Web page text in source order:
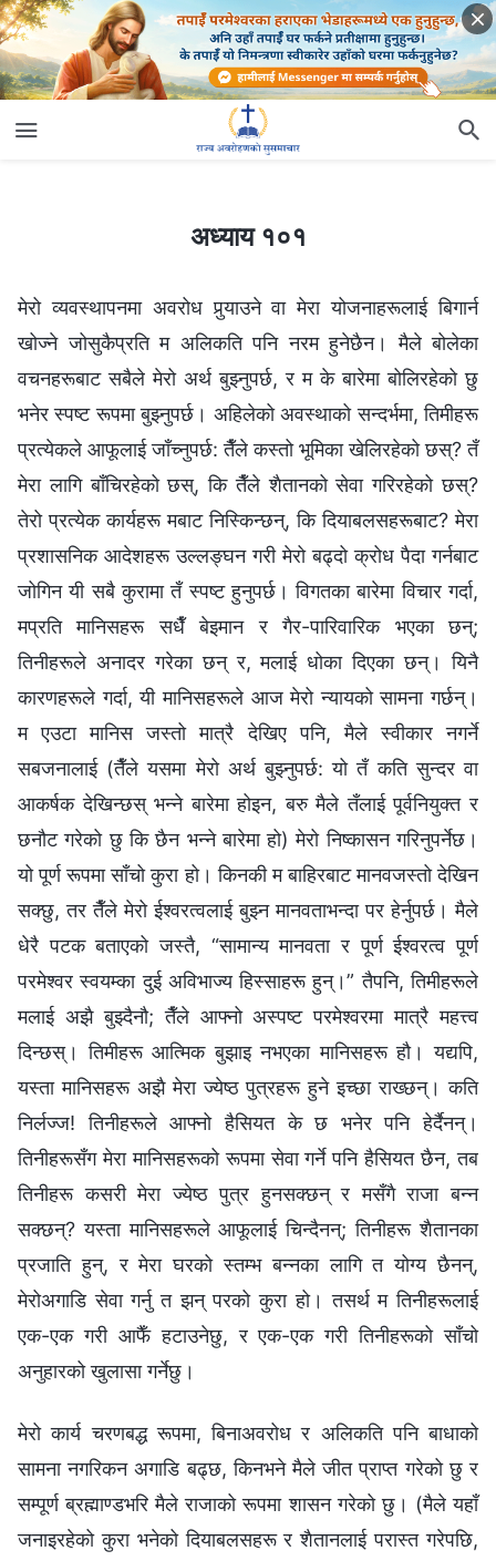
अध्याय १०१
मेरो व्यवस्थापनमा अवरोध पुर्‍याउने वा मेरा योजनाहरूलाई बिगार्न
खोज्ने जोसुकैप्रति म अलिकति पनि नरम हुनेछैन। मैले बोलेका
वचनहरूबाट सबैले मेरो अर्थ बुझ्नुपर्छ, र म के बारेमा बोलिरहेको छु
भनेर स्पष्ट रूपमा बुझ्नुपर्छ। अहिलेको अवस्थाको सन्दर्भमा, तिमीहरू
प्रत्येकले आफूलाई जाँच्नुपर्छ: तैँले कस्तो भूमिका खेलिरहेको छस्? तँ
मेरा लागि बाँचिरहेको छस्, कि तैँले शैतानको सेवा गरिरहेको छस्?
तेरो प्रत्येक कार्यहरू मबाट निस्किन्छन्, कि दियाबलसहरूबाट? मेरा
प्रशासनिक आदेशहरू उल्लङ्घन गरी मेरो बढ्दो क्रोध पैदा गर्नबाट
जोगिन यी सबै कुरामा तँ स्पष्ट हुनुपर्छ। विगतका बारेमा विचार गर्दा,
मप्रति मानिसहरू सधैँ बेइमान र गैर-पारिवारिक भएका छन्;
तिनीहरूले अनादर गरेका छन् र, मलाई धोका दिएका छन्। यिनै
कारणहरूले गर्दा, यी मानिसहरूले आज मेरो न्यायको सामना गर्छन्।
म एउटा मानिस जस्तो मात्रै देखिए पनि, मैले स्वीकार नगर्ने
सबजनालाई (तैँले यसमा मेरो अर्थ बुझ्नुपर्छ: यो तँ कति सुन्दर वा
आकर्षक देखिन्छस् भन्‍ने बारेमा होइन, बरु मैले तँलाई पूर्वनियुक्त र
छनौट गरेको छु कि छैन भन्‍ने बारेमा हो) मेरो निष्कासन गरिनुपर्नेछ।
यो पूर्ण रूपमा साँचो कुरा हो। किनकी म बाहिरबाट मानवजस्तो देखिन
सक्छु, तर तैँले मेरो ईश्‍वरत्वलाई बुझ्न मानवताभन्दा पर हेर्नुपर्छ। मैले
धेरै पटक बताएको जस्तै, “सामान्य मानवता र पूर्ण ईश्‍वरत्व पूर्ण
परमेश्‍वर स्वयम्का दुई अविभाज्य हिस्साहरू हुन्।” तैपनि, तिमीहरूले
मलाई अझै बुझ्दैनौ; तैँले आफ्नो अस्पष्ट परमेश्‍वरमा मात्रै महत्त्व
दिन्छस्। तिमीहरू आत्मिक बुझाइ नभएका मानिसहरू हौ। यद्यपि,
यस्ता मानिसहरू अझै मेरा ज्येष्ठ पुत्रहरू हुने इच्छा राख्छन्। कति
निर्लज्ज! तिनीहरूले आफ्नो हैसियत के छ भनेर पनि हेर्दैनन्।
तिनीहरूसँग मेरा मानिसहरूको रूपमा सेवा गर्ने पनि हैसियत छैन, तब
तिनीहरू कसरी मेरा ज्येष्ठ पुत्र हुनसक्छन् र मसँगै राजा बन्न
सक्छन्? यस्ता मानिसहरूले आफूलाई चिन्दैनन्; तिनीहरू शैतानका
प्रजाति हुन्, र मेरा घरको स्तम्भ बन्नका लागि त योग्य छैनन्,
मेरोअगाडि सेवा गर्नु त झन् परको कुरा हो। तसर्थ म तिनीहरूलाई
एक-एक गरी आफैँ हटाउनेछु, र एक-एक गरी तिनीहरूको साँचो
अनुहारको खुलासा गर्नेछु।
मेरो कार्य चरणबद्ध रूपमा, बिनाअवरोध र अलिकति पनि बाधाको
सामना नगरिकन अगाडि बढ्छ, किनभने मैले जीत प्राप्त गरेको छु र
सम्पूर्ण ब्रह्माण्डभरि मैले राजाको रूपमा शासन गरेको छु। (मैले यहाँ
जनाइरहेको कुरा भनेको दियाबलसहरू र शैतानलाई परास्त गरेपछि,